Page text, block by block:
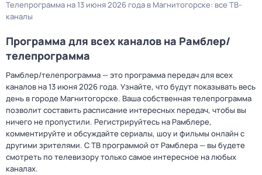
Телепрограмма на 13 июня 2026 года в Магнитогорске: все ТВ-
каналы
Программа для всех каналов на Рамблер/
телепрограмма
Рамблер/телепрограмма — это программа передач для всех
каналов на 13 июня 2026 года. Узнайте, что будут показывать весь
день в городе Магнитогорске. Ваша собственная телепрограмма
позволит составить расписание интересных передач, чтобы вы
ничего не пропустили. Регистрируйтесь на Рамблере,
комментируйте и обсуждайте сериалы, шоу и фильмы онлайн с
другими зрителями. С ТВ программой от Рамблера — вы будете
смотреть по телевизору только самое интересное на любых
каналах.